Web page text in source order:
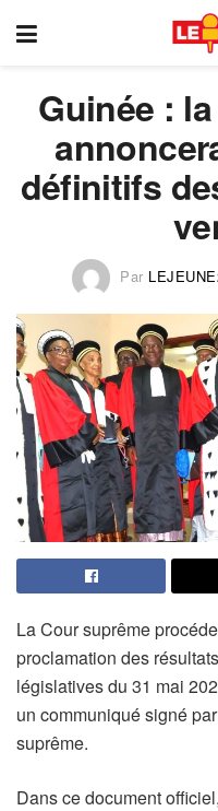
Guinée :
définitifs
Par
La Cour suprême
proclamation des
législatives du 31 mai
un communiqué signé
suprême.
Dans ce document